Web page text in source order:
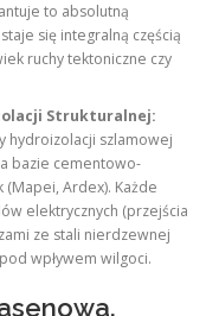
to absolutną
się integralną częścią
ruchy tektoniczne czy
Strukturalnej:
hydroizolacji szlamowej
bazie cementowo-
Ardex). Każde
elektrycznych (przejścia
ze stali nierdzewnej
wpływem wilgoci.